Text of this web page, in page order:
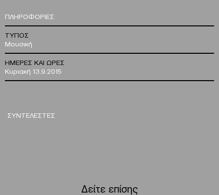
ΠΛΗΡΟΦΟΡΙΕΣ
ΤΥΠΟΣ
Μουσική
ΗΜΕΡΕΣ ΚΑΙ ΩΡΕΣ
Κυριακή 13.9.2015
ΣΥΝΤΕΛΕΣΤΕΣ
Δείτε επίσης